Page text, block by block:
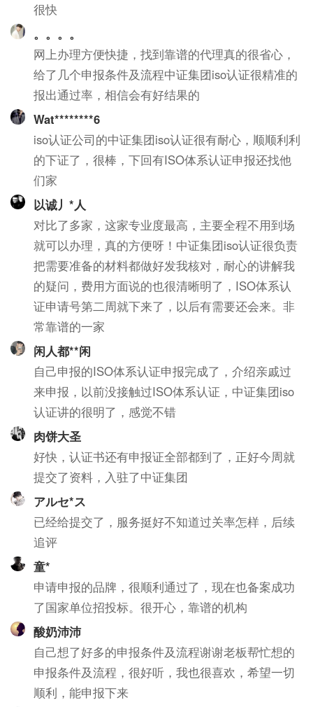
很快
。。。。
网上办理方便快捷，找到靠谱的代理真的很省心，
给了几个申报条件及流程中证集团iso认证很精准的
报出通过率，相信会有好结果的
Wat********6
iso认证公司的中证集团iso认证很有耐心，顺顺利利
的下证了，很棒，下回有ISO体系认证申报还找他
们家
以诚丿*人
对比了多家，这家专业度最高，主要全程不用到场
就可以办理，真的方便呀！中证集团iso认证很负责
把需要准备的材料都做好发我核对，耐心的讲解我
的疑问，费用方面说的也很清晰明了，ISO体系认
证申请号第二周就下来了，以后有需要还会来。非
常靠谱的一家
闲人都**闲
自己申报的ISO体系认证申报完成了，介绍亲戚过
来申报，以前没接触过ISO体系认证，中证集团iso
认证讲的很明了，感觉不错
肉饼大圣
好快，认证书还有申报证全部都到了，正好今周就
提交了资料，入驻了中证集团
アルセ*ス
已经给提交了，服务挺好不知道过关率怎样，后续
追评
童*
申请申报的品牌，很顺利通过了，现在也备案成功
了国家单位招投标。很开心，靠谱的机构
酸奶沛沛
自己想了好多的申报条件及流程谢谢老板帮忙想的
申报条件及流程，很好听，我也很喜欢，希望一切
顺利，能申报下来